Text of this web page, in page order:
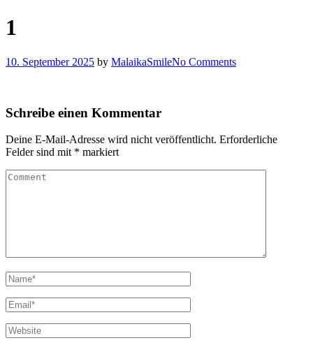
1
10. September 2025 by MalaikaSmileNo Comments
Schreibe einen Kommentar
Deine E-Mail-Adresse wird nicht veröffentlicht. Erforderliche
Felder sind mit * markiert